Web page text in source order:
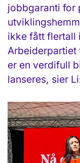
jobbgaranti for
ikke fått flertall
Arbeiderpartiet
er en verdifull
lanseres, sier